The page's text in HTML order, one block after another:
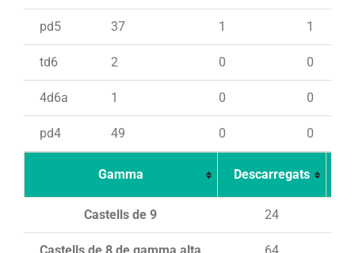
pd5 37 1 1
td6 2 0 0
4d6a 1 0 0
pd4 49 0 0
Gamma Descarregats
Castells de 9 24